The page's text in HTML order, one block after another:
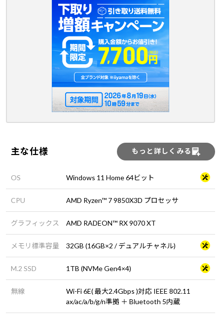
主な仕様 もっと詳しくみる
OS Windows 11 Home 64ビット
CPU AMD Ryzen™ 7 9850X3D プロセッサ
グラフィックス AMD RADEON™ RX 9070 XT
メモリ標準容量 32GB (16GB×2 / デュアルチャネル)
M.2 SSD 1TB (NVMe Gen4×4)
無線
Wi-Fi 6E( 最大2.4Gbps )対応 IEEE 802.11
ax/ac/a/b/g/n準拠 ＋ Bluetooth 5内蔵